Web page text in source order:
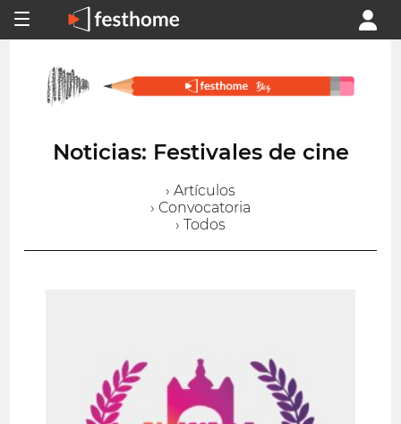
Noticias: Festivales de cine
› Artículos
› Convocatoria
› Todos